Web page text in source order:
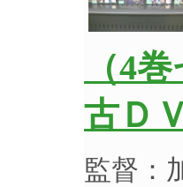
（4
古Ｄ
監督：